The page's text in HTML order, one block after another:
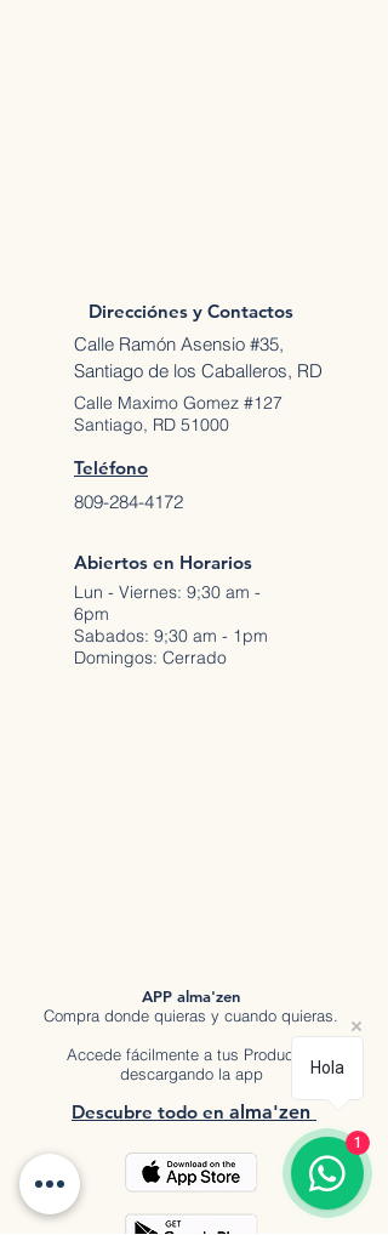
Direcciónes y Contactos
Calle Ramón Asensio #35,
Santiago de los Caballeros, RD
Calle Maximo Gomez #127
Santiago, RD 51000
Teléfono
809-284-4172
Abiertos en Horarios
Lun - Viernes: 9;30 am -
6pm
Sabados: 9;30 am - 1pm
Domingos: Cerrado
APP alma'zen
Compra donde quieras y cuando quieras.
Accede fácilmente a tus Productos
descargando la app
Descubre todo en a lma'zen
Hola
1